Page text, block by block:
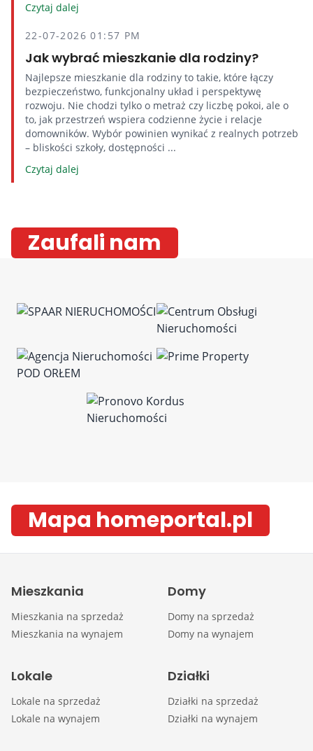
Czytaj dalej
22-07-2026 01:57 PM
Jak wybrać mieszkanie dla rodziny?
Najlepsze mieszkanie dla rodziny to takie, które łączy
bezpieczeństwo, funkcjonalny układ i perspektywę
rozwoju. Nie chodzi tylko o metraż czy liczbę pokoi, ale o
to, jak przestrzeń wspiera codzienne życie i relacje
domowników. Wybór powinien wynikać z realnych potrzeb
– bliskości szkoły, dostępności ...
Czytaj dalej
Zaufali nam
Mapa homeportal.pl
Mieszkania
Mieszkania na sprzedaż
Mieszkania na wynajem
Domy
Domy na sprzedaż
Domy na wynajem
Lokale
Lokale na sprzedaż
Lokale na wynajem
Działki
Działki na sprzedaż
Działki na wynajem